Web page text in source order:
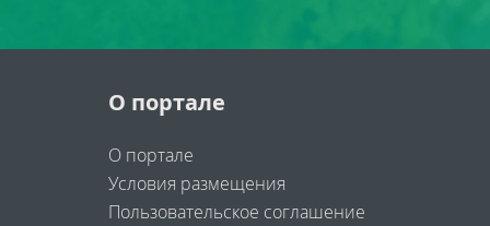
О портале
О портале
Условия размещения
Пользовательское соглашение